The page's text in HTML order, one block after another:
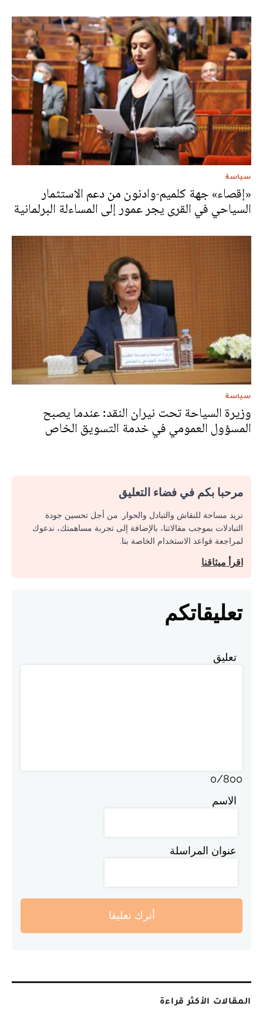
سياسة
«إقصاء» جهة كلميم-وادنون من دعم الاستثمار
السياحي في القرى يجر عمور إلى المساءلة البرلمانية
سياسة
وزيرة السياحة تحت نيران النقد: عندما يصبح
المسؤول العمومي في خدمة التسويق الخاص
مرحبا بكم في فضاء التعليق
نريد مساحة للنقاش والتبادل والحوار. من أجل تحسين جودة
التبادلات بموجب مقالاتنا، بالإضافة إلى تجربة مساهمتك، ندعوك
لمراجعة قواعد الاستخدام الخاصة بنا.
اقرأ ميثاقنا
تعليقاتكم
تعليق
0/800
الاسم
عنوان المراسلة
أترك تعليقا
المقالات الأكثر قراءة